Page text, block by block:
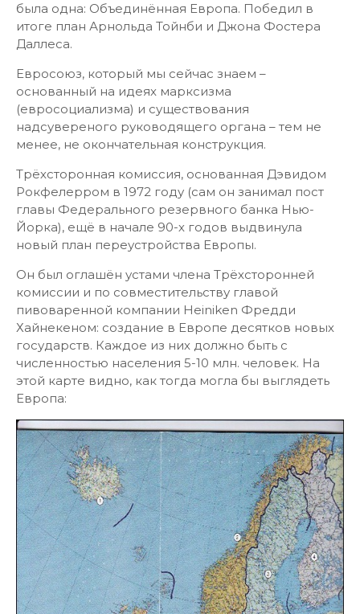
была одна: Объединённая Европа. Победил в
итоге план Арнольда Тойнби и Джона Фостера
Даллеса.
Евросоюз, который мы сейчас знаем –
основанный на идеях марксизма
(евросоциализма) и существования
надсувереного руководящего органа – тем не
менее, не окончательная конструкция.
Трёхсторонная комиссия, основанная Дэвидом
Рокфелерром в 1972 году (сам он занимал пост
главы Федерального резервного банка Нью-
Йорка), ещё в начале 90-х годов выдвинула
новый план переустройства Европы.
Он был оглашён устами члена Трёхсторонней
комиссии и по совместительству главой
пивоваренной компании Heiniken Фредди
Хайнекеном: создание в Европе десятков новых
государств. Каждое из них должно быть с
численностью населения 5-10 млн. человек. На
этой карте видно, как тогда могла бы выглядеть
Европа: